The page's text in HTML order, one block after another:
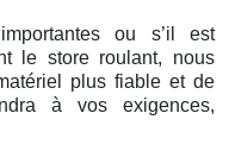
ou s’il est
le store roulant, nous
plus fiable et de
à vos exigences,